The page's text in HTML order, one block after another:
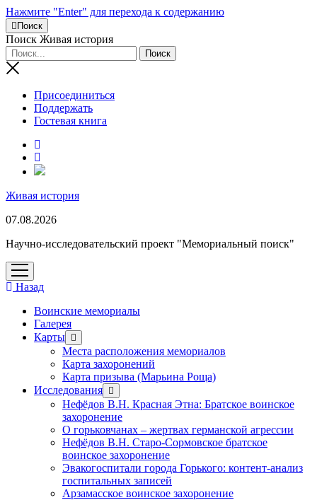
Нажмите "Enter" для перехода к содержанию
Поиск
Поиск Живая история
Присоединиться
Поддержать
Гостевая книга
RuTube
Живая история
07.08.2026
Научно-исследовательский проект "Мемориальный поиск"
открыть
меню
Назад
Воинские мемориалы
Галерея
Карты открыть
меню
Места расположения мемориалов
Карта захоронений
Карта призыва (Марьина Роща)
Исследования открыть
меню
Нефёдов В.Н. Красная Этна: Братское воинское
захоронение
О горьковчанах – жертвах германской агрессии
Нефёдов В.Н. Старо-Сормовское братское
воинское захоронение
Эвакогоспитали города Горького: контент-анализ
госпитальных записей
Арзамасское воинское захоронение